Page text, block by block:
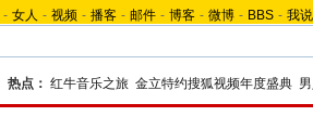
- 女人 - 视频 - 播客 - 邮件 - 博客 - 微博 - BBS - 我
热点： 红牛音乐之旅 金立特约搜狐视频年度盛典